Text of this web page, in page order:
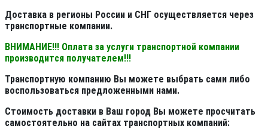
Доставка в регионы России и СНГ осуществляется через
транспортные компании.
ВНИМАНИЕ!!! Оплата за услуги транспортной компании
производится получателем!!!
Транспортную компанию Вы можете выбрать сами либо
воспользоваться предложенными нами.
Стоимость доставки в Ваш город Вы можете просчитать
самостоятельно на сайтах транспортных компаний: